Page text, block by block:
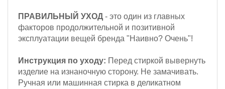
ПРАВИЛЬНЫЙ УХОД - это один из главных
факторов продолжительной и позитивной
эксплуатации вещей бренда "Наивно? Очень"!
Инструкция по уходу: Перед стиркой вывернуть
изделие на изнаночную сторону. Не замачивать.
Ручная или машинная стирка в деликатном